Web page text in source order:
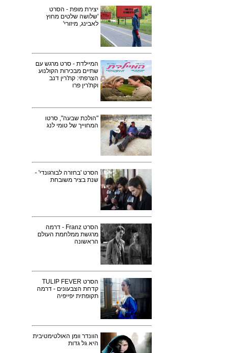
יצירת מופת - הסרט
'שלושה שלטים מחוץ
לאבינג, מיזורי'
המיילדת - סרט מרגש עם
שתיים מבכירות הקולנוע
הצרפתי: קת'רין דנב
וקת'רין פרו
"הולכת שבעה", סרטו
המחוייך של טומי לנג
הסרט 'בחזרה לבורגונדי' -
שנת בציר משובחת
הסרט Franz - דרמה
מרגשת ממלחמת העולם
הראשונה
הסרט TULIP FEVER
קדחת הצבעונים - דרמה
תקופתית יפייפיה
הוונדר וומן האולטימטיבית
היא גל גדות